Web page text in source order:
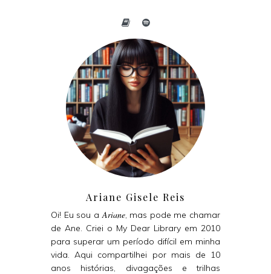
Ariane Gisele Reis
Oi! Eu sou aAriane, mas pode me chamar
de Ane. Criei o My Dear Library em 2010
para superar um período difícil em minha
vida. Aqui compartilhei por mais de 10
anos histórias, divagações e trilhas